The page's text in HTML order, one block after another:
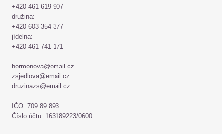
+420 461 619 907
družina:
+420 603 354 377
jídelna:
+420 461 741 171
hermonova@email.cz
zsjedlova@email.cz
druzinazs@email.cz
IČO: 709 89 893
Číslo účtu: 163189223/0600